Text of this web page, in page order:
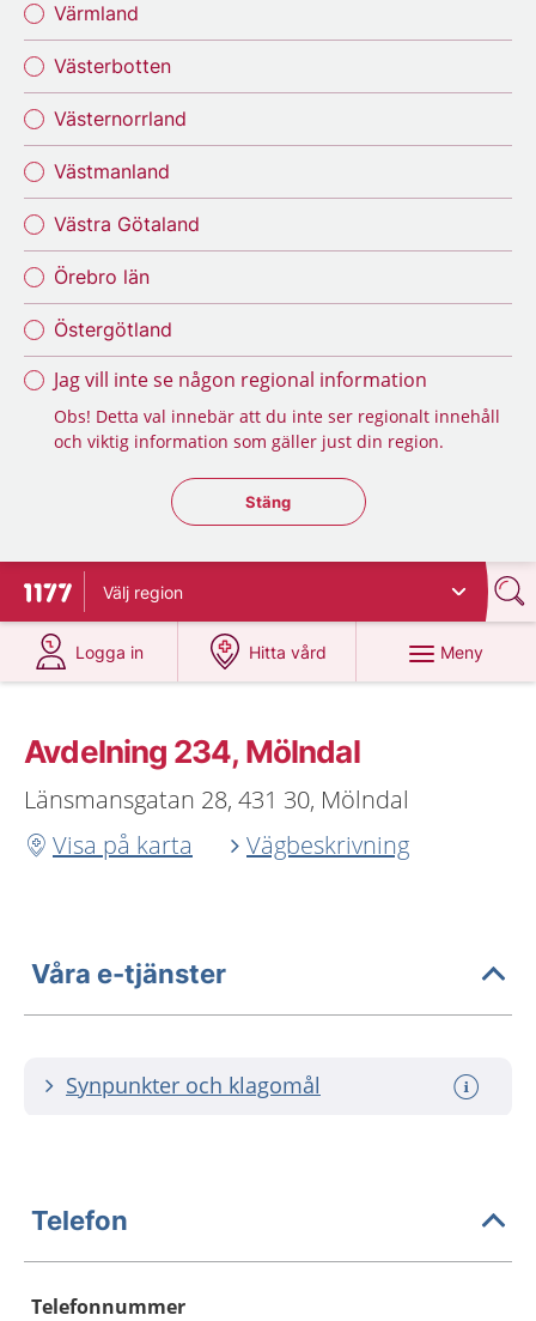
Värmland
Västerbotten
Västernorrland
Västmanland
Västra Götaland
Örebro län
Östergötland
Jag vill inte se någon regional information
Obs! Detta val innebär att du inte ser regionalt innehåll
och viktig information som gäller just din region.
Stäng regionsväljaren
Stäng
Till startsidan för 1177
Välj region
Logga in
på 1177.se
Hitta vård
på 1177.se
Meny
Avdelning 234, Mölndal
Länsmansgatan 28, 431 30, Mölndal
Visa på karta
Vägbeskrivning
Våra e-tjänster
Synpunkter och klagomål
Telefon
Telefonnummer